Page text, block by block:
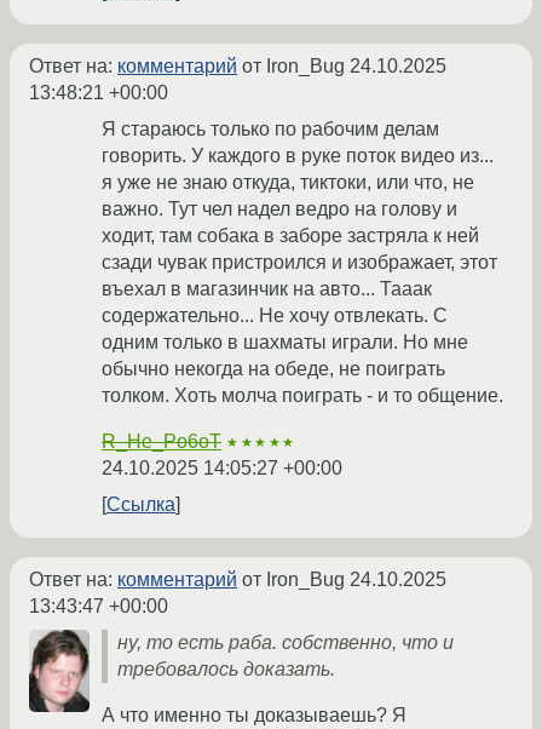
Ответ на: комментарий от Iron_Bug 24.10.2025
13:48:21 +00:00
Я стараюсь только по рабочим делам
говорить. У каждого в руке поток видео из...
я уже не знаю откуда, тиктоки, или что, не
важно. Тут чел надел ведро на голову и
ходит, там собака в заборе застряла к ней
сзади чувак пристроился и изображает, этот
въехал в магазинчик на авто... Тааак
содержательно... Не хочу отвлекать. С
одним только в шахматы играли. Но мне
обычно некогда на обеде, не поиграть
толком. Хоть молча поиграть - и то общение.
R_He_Po6oT ★★★★★
24.10.2025 14:05:27 +00:00
Ссылка
Ответ на: комментарий от Iron_Bug 24.10.2025
13:43:47 +00:00
ну, то есть раба. собственно, что и
требовалось доказать.
А что именно ты доказываешь? Я